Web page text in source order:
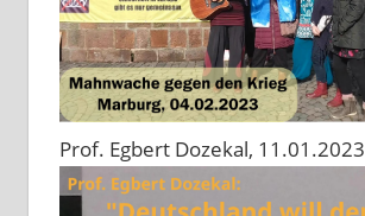
Prof. Egbert Dozekal, 11.01.2023